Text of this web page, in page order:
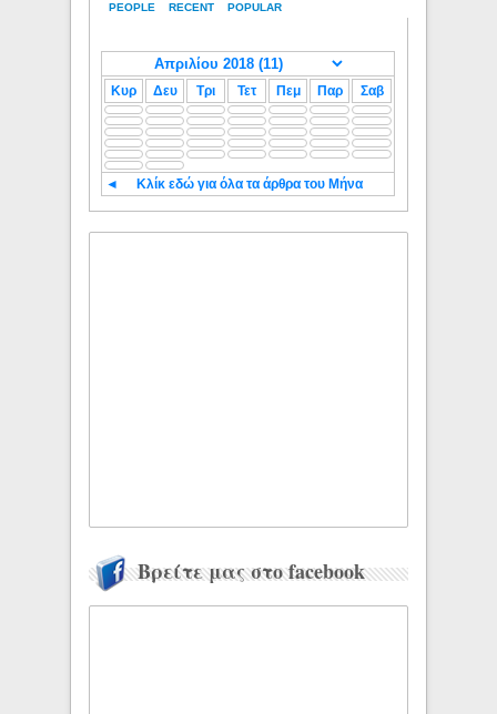
PEOPLE RECENT POPULAR
Κυρ Δευ Τρι Τετ Πεμ Παρ Σαβ
◄ Κλίκ εδώ για όλα τα άρθρα του Μήνα
Βρείτε μας στο facebook